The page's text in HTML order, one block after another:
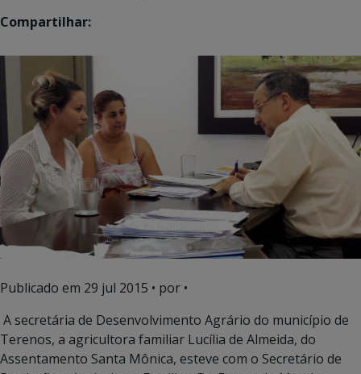
Compartilhar:
Publicado em 29 jul 2015 • por •
A secretária de Desenvolvimento Agrário do município de
Terenos, a agricultora familiar Lucília de Almeida, do
Assentamento Santa Mônica, esteve com o Secretário de